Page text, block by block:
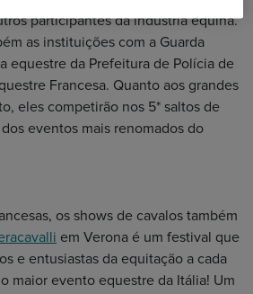
participantes da indústria equina.
as instituições com a Guarda
equestre da Prefeitura de Polícia de
Francesa. Quanto aos grandes
eles competirão nos 5* saltos de
eventos mais renomados do
os shows de cavalos também
em Verona é um festival que
e entusiastas da equitação a cada
maior evento equestre da Itália! Um